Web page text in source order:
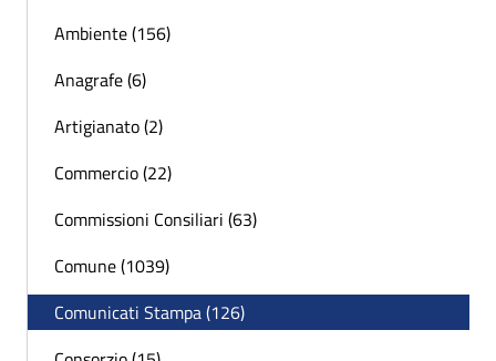
Ambiente (156)
Anagrafe (6)
Artigianato (2)
Commercio (22)
Commissioni Consiliari (63)
Comune (1039)
Comunicati Stampa (126)